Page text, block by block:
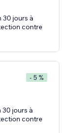
30 jours à
contre
- 5 %
30 jours à
contre